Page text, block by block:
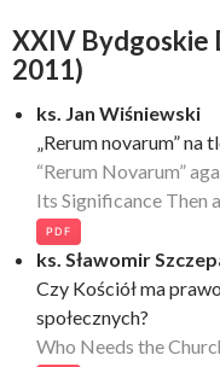
XXIV Bydgoskie
2011)
ks. Jan Wiśniewski
„Rerum novarum” na
“Rerum Novarum”
Its Significance Then
PDF
ks. Sławomir
Czy Kościół ma
społecznych?
Who Needs the